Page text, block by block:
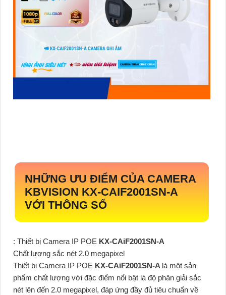
NHỮNG ƯU ĐIỂM CỦA CAMERA
KBVISION KX-CAIF2001SN-A
VỚI THÔNG SỐ
: Thiết bị Camera IP POE KX-CAiF2001SN-A
Chất lượng sắc nét 2.0 megapixel
Thiết bị Camera IP POE KX-CAiF2001SN-A là một sản
phẩm chất lượng với đặc điểm nổi bật là độ phân giải sắc
nét lên đến 2.0 megapixel, đáp ứng đầy đủ tiêu chuẩn về